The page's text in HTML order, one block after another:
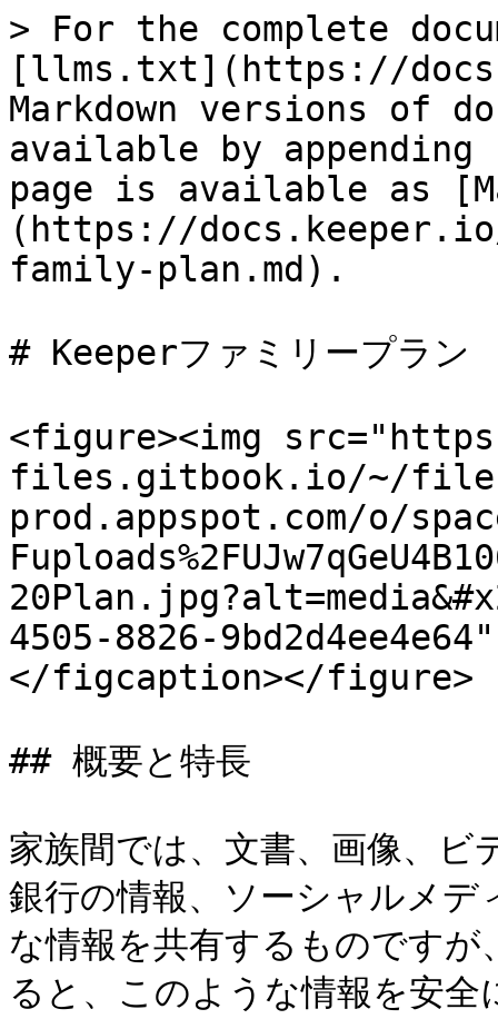
> For the complete
[llms.txt](https://
Markdown versions of
available by
page is available as
(https://
family-plan.md).
# Keeperファミリープラン
<figure><img
files.gitbook.io/~/
prod.appspot.com/o/
4505-8826-
</figcaption></figure>
## 概要と特長
家族間では、文書、画像、
銀行の情報、ソーシャルメデ
な情報を共有するものです
ると、このような情報を安